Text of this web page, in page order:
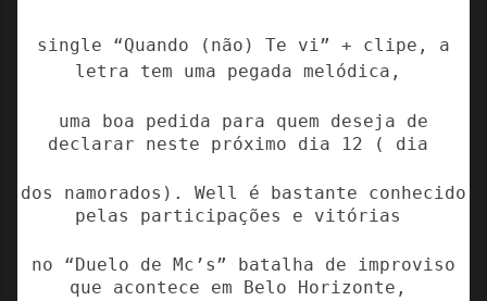
single “Quando (não) Te vi” + clipe, a
letra tem uma pegada melódica,
uma boa pedida para quem deseja de
declarar neste próximo dia 12 ( dia
dos namorados). Well é bastante conhecido
pelas participações e vitórias
no “Duelo de Mc’s” batalha de improviso
que acontece em Belo Horizonte,